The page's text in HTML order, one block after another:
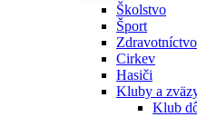
Školstvo
Šport
Zdravotníctvo
Cirkev
Hasiči
Kluby a
Klub